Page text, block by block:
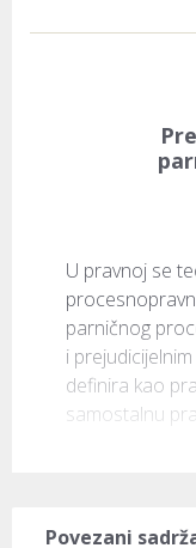
U pravnoj se
parničnog
i
definira kao
samostalnu
Povezani